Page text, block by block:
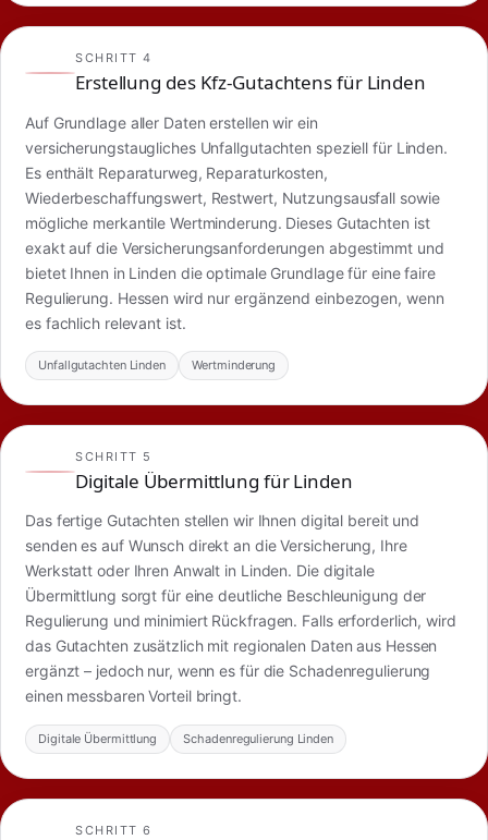
SCHRITT 4
Erstellung des Kfz-Gutachtens für Linden
Auf Grundlage aller Daten erstellen wir ein
versicherungstaugliches Unfallgutachten speziell für Linden.
Es enthält Reparaturweg, Reparaturkosten,
Wiederbeschaffungswert, Restwert, Nutzungsausfall sowie
mögliche merkantile Wertminderung. Dieses Gutachten ist
exakt auf die Versicherungsanforderungen abgestimmt und
bietet Ihnen in Linden die optimale Grundlage für eine faire
Regulierung. Hessen wird nur ergänzend einbezogen, wenn
es fachlich relevant ist.
Unfallgutachten Linden Wertminderung
SCHRITT 5
Digitale Übermittlung für Linden
Das fertige Gutachten stellen wir Ihnen digital bereit und
senden es auf Wunsch direkt an die Versicherung, Ihre
Werkstatt oder Ihren Anwalt in Linden. Die digitale
Übermittlung sorgt für eine deutliche Beschleunigung der
Regulierung und minimiert Rückfragen. Falls erforderlich, wird
das Gutachten zusätzlich mit regionalen Daten aus Hessen
ergänzt – jedoch nur, wenn es für die Schadenregulierung
einen messbaren Vorteil bringt.
Digitale Übermittlung Schadenregulierung Linden
SCHRITT 6